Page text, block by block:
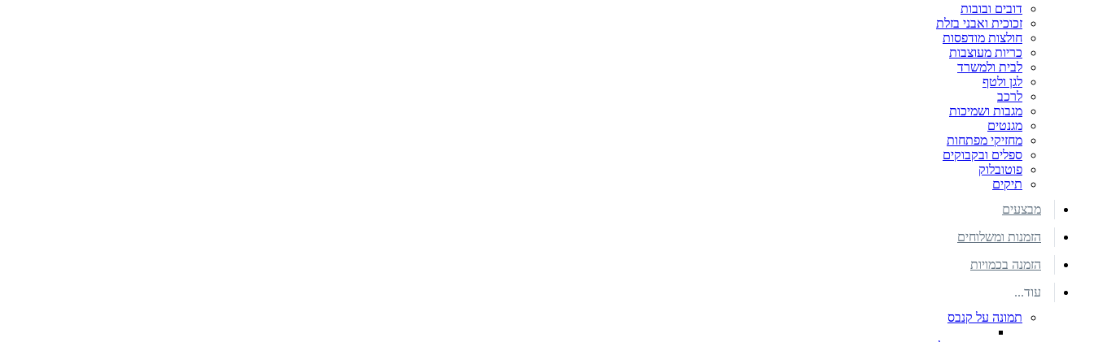
דובים ובובות
זכוכית ואבני בזלת
חולצות מודפסות
כריות מעוצבות
לבית ולמשרד
לגן ולטף
לרכב
מגבות ושמיכות
מגנטים
מחזיקי מפתחות
ספלים ובקבוקים
פוטובלוק
תיקים
מבצעים
הזמנות ומשלוחים
הזמנה בכמויות
עוד...
תמונה על קנבס